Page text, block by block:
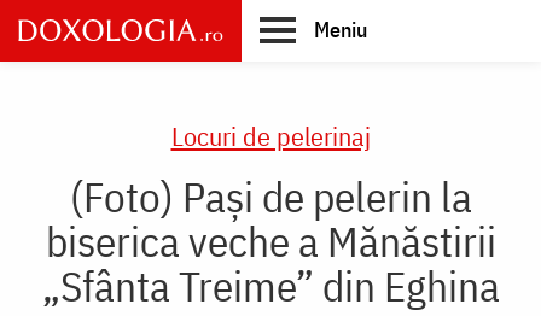
Skip
to
main
Meniu
Locuri de pelerinaj
(Foto) Pași de pelerin la
biserica veche a Mănăstirii
„Sfânta Treime” din Eghina